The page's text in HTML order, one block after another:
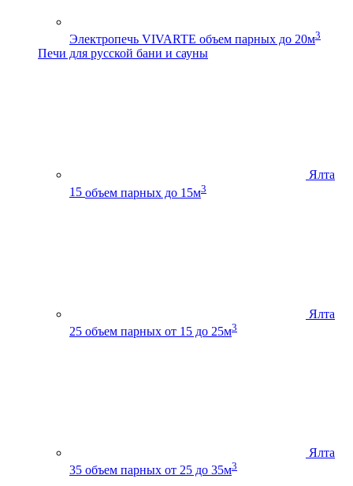
Электропечь VIVARTE объем парных до 20м3
Печи для русской бани и сауны
Ялта
15 объем парных до 15м3
Ялта
25 объем парных от 15 до 25м3
Ялта
35 объем парных от 25 до 35м3